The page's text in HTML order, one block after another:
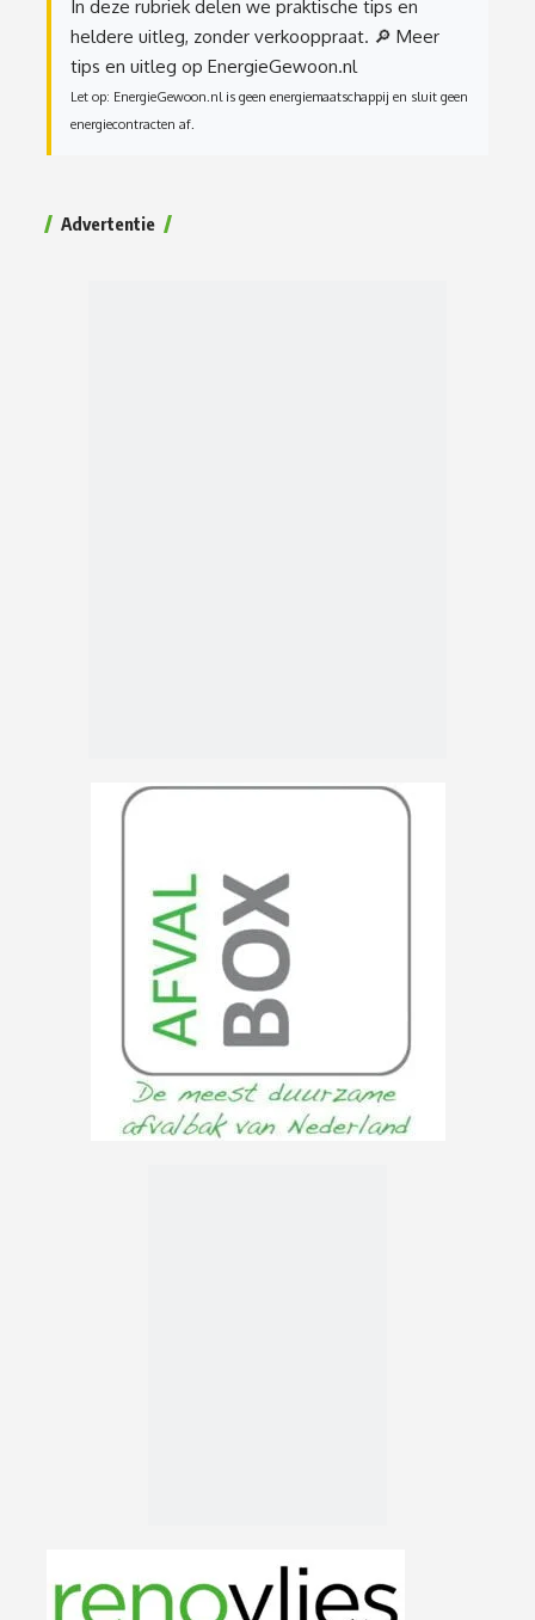
In deze rubriek delen we praktische tips en
heldere uitleg, zonder verkooppraat. 🔎 Meer
tips en uitleg op EnergieGewoon.nl
Let op: EnergieGewoon.nl is geen energiemaatschappij en sluit geen
energiecontracten af.
Advertentie